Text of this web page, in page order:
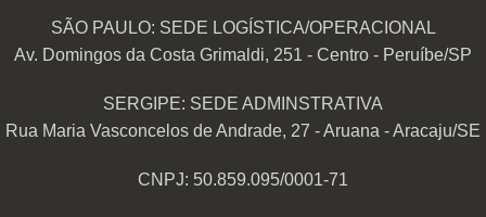
SÃO PAULO: SEDE LOGÍSTICA/OPERACIONAL
Av. Domingos da Costa Grimaldi, 251 - Centro - Peruíbe/SP
SERGIPE: SEDE ADMINSTRATIVA
Rua Maria Vasconcelos de Andrade, 27 - Aruana - Aracaju/SE
CNPJ: 50.859.095/0001-71